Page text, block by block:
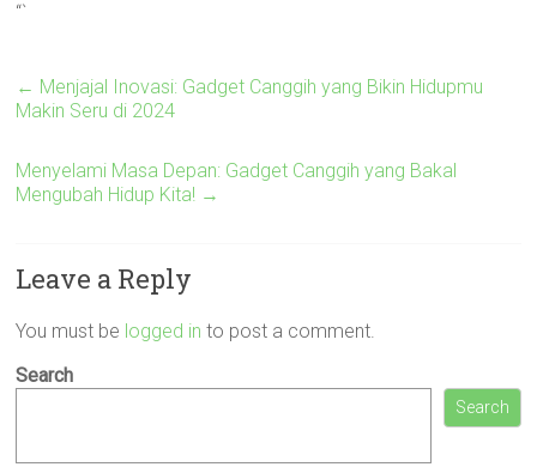
“`
← Menjajal Inovasi: Gadget Canggih yang Bikin Hidupmu
Makin Seru di 2024
Menyelami Masa Depan: Gadget Canggih yang Bakal
Mengubah Hidup Kita! →
Leave a Reply
You must be logged in to post a comment.
Search
Search